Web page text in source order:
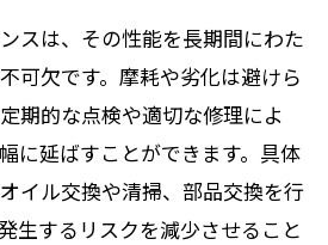
スは、その性能を長期間にわた
可欠です。摩耗や劣化は避けら
期的な点検や適切な修理によ
に延ばすことができます。具体
イル交換や清掃、部品交換を行
生するリスクを減少させること